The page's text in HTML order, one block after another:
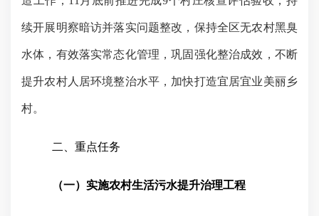
续开展明察暗访并落实问题整改，保持全区无农村黑臭
水体，有效落实常态化管理，巩固强化整治成效，不断
提升农村人居环境整治水平，加快打造宜居宜业美丽乡
村。
二、重点任务
（一）实施农村生活污水提升治理工程